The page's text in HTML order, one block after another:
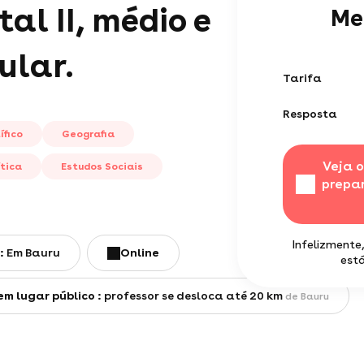
Tarifa
Resposta
Veja
II, médio e
Geografia
Estudos Sociais
Em Bauru online
lugar público : professor se desloca até 20 km de Bauru